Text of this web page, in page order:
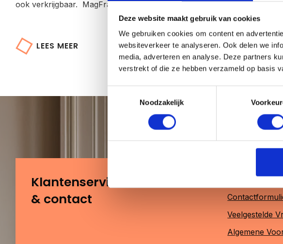
Deze website maakt gebruik van cookies
We gebruiken cookies om content en
websiteverkeer te analyseren. Ook delen we
media, adverteren en analyse. Deze partners
verstrekt of die ze hebben verzameld op basis
Noodzakelijk
ook verkrijgbaar. MagFrame-less is de perfecte keuze voor een
LEES MEER
Klantenservice
& contact
Heb je
Veelgestelde
Algemene